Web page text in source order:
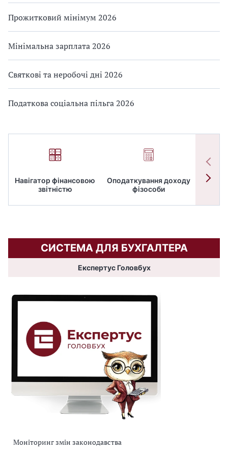
Прожитковий мінімум 2026
Мінімальна зарплата 2026
Святкові та неробочі дні 2026
Податкова соціальна пільга 2026
Навігатор фінансовою
звітністю
Оподаткування доходу
фізособи
СИСТЕМА ДЛЯ БУХГАЛТЕРА
Експертус Головбух
Моніторинг змін законодавства